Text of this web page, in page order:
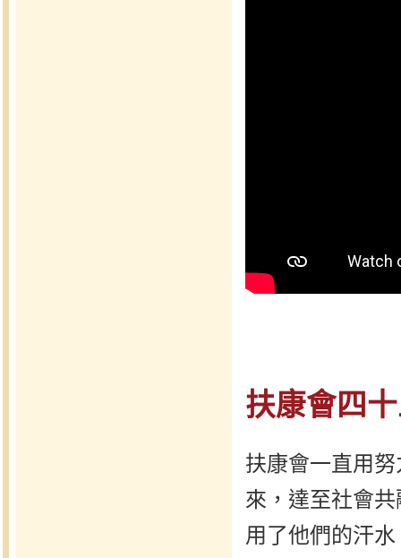
扶康會四
扶康會一直用
來，達至社會
用了他們的汗